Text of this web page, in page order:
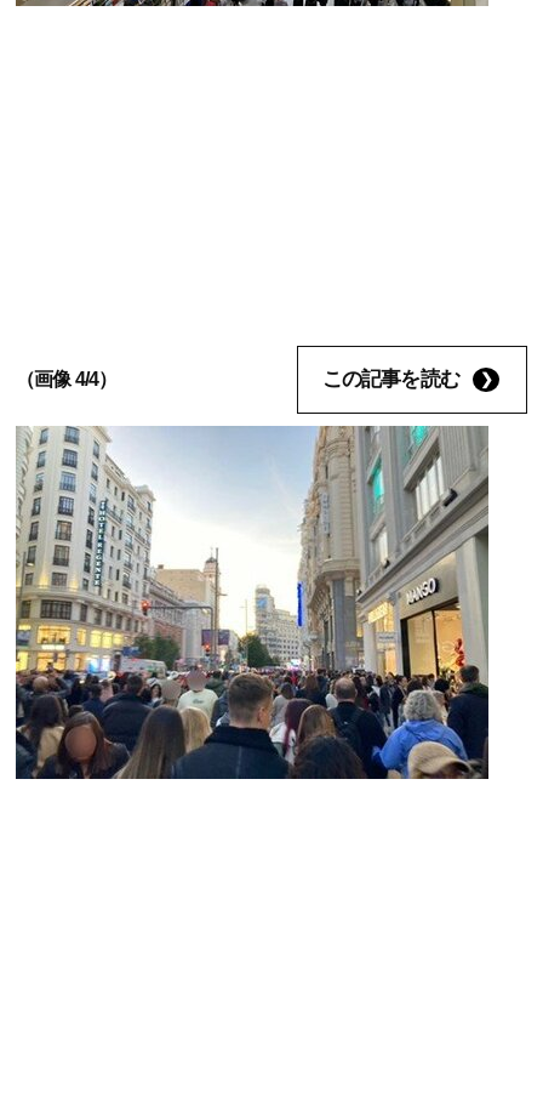
（画像 4/4） この記事を読む